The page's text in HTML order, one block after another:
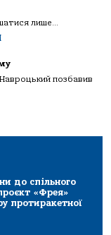
лише...
позбавив
до спільного
«Фрея»
протиракетної